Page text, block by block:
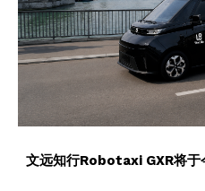
文远知行Robotaxi GXR将于